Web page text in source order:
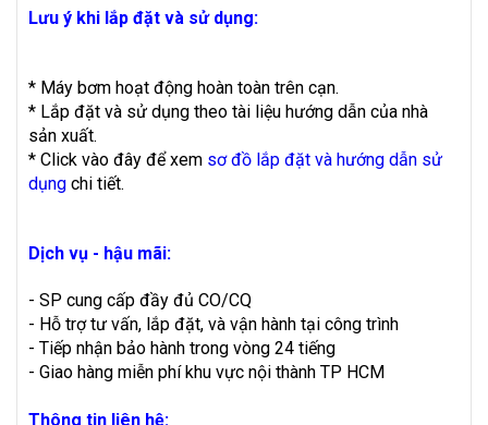
Lưu ý khi lắp đặt và sử dụng:
* Máy bơm hoạt động hoàn toàn trên cạn.
* Lắp đặt và sử dụng theo tài liệu hướng dẫn của nhà
sản xuất.
* Click vào đây để xem sơ đồ lắp đặt và hướng dẫn sử
dụng chi tiết.
Dịch vụ - hậu mãi:
- SP cung cấp đầy đủ CO/CQ
- Hỗ trợ tư vấn, lắp đặt, và vận hành tại công trình
- Tiếp nhận bảo hành trong vòng 24 tiếng
- Giao hàng miễn phí khu vực nội thành TP HCM
Thông tin liên hệ: